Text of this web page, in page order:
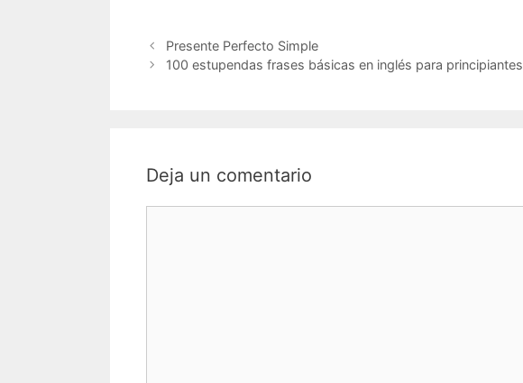
Navegación
de
Presente Perfecto Simple
100 estupendas frases básicas en inglés para principiantes
Deja un comentario